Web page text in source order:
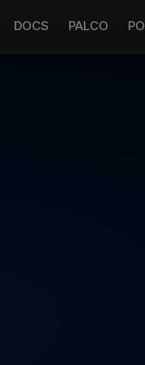
DOCS PALCO